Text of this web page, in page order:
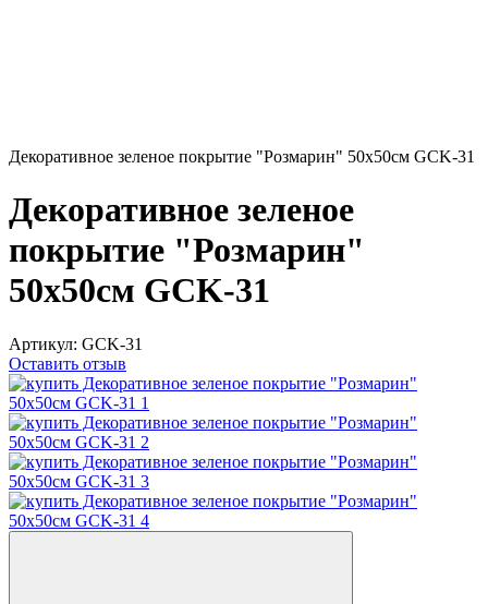
Декоративное зеленое покрытие "Розмарин" 50х50см GCK-31
Декоративное зеленое
покрытие "Розмарин"
50х50см GCK-31
Артикул: GCK-31
Оставить отзыв